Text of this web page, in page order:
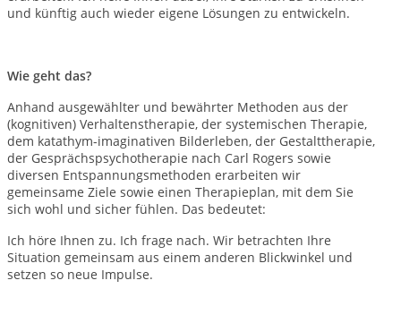
und künftig auch wieder eigene Lösungen zu entwickeln.
Wie geht das?
Anhand ausgewählter und bewährter Methoden aus der
(kognitiven) Verhaltenstherapie, der systemischen Therapie,
dem katathym-imaginativen Bilderleben, der Gestalttherapie,
der Gesprächspsychotherapie nach Carl Rogers sowie
diversen Entspannungsmethoden erarbeiten wir
gemeinsame Ziele sowie einen Therapieplan, mit dem Sie
sich wohl und sicher fühlen. Das bedeutet:
Ich höre Ihnen zu. Ich frage nach. Wir betrachten Ihre
Situation gemeinsam aus einem anderen Blickwinkel und
setzen so neue Impulse.